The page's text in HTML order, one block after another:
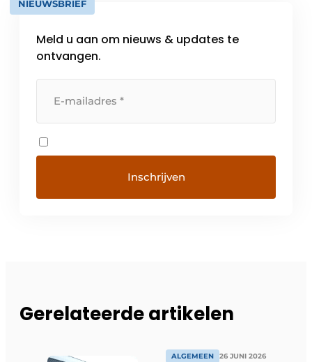
NIEUWSBRIEF
Meld u aan om nieuws & updates te
ontvangen.
Gerelateerde artikelen
ALGEMEEN 26 JUNI 2026